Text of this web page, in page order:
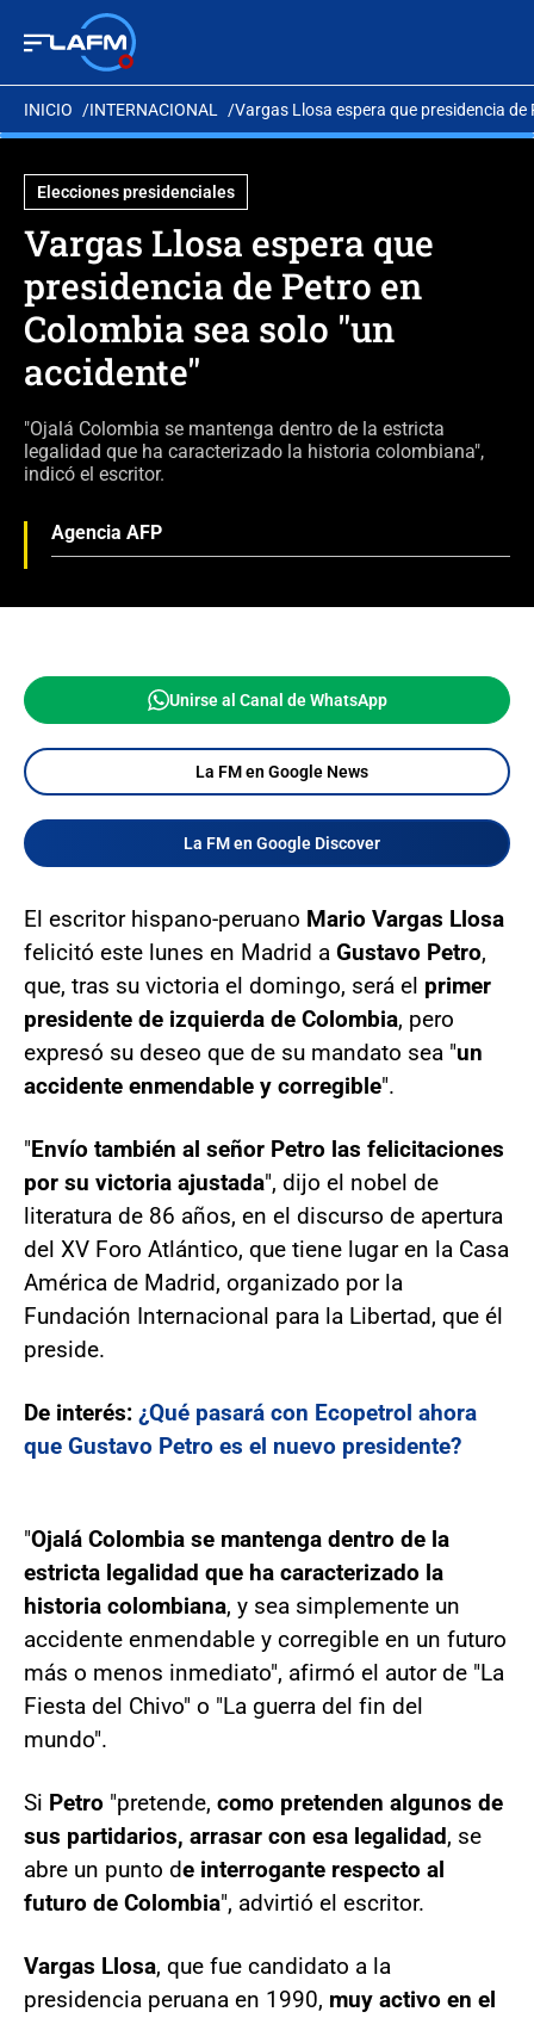
INICIO INTERNACIONAL Vargas Llosa espera que presidencia
Elecciones presidenciales
Vargas Llosa espera que
presidencia de Petro en
Colombia sea solo "un
accidente"
"Ojalá Colombia se mantenga dentro de la estricta
legalidad que ha caracterizado la historia colombiana",
indicó el escritor.
Agencia AFP
Unirse al Canal de WhatsApp
La FM en Google News
La FM en Google Discover
El escritor hispano-peruano Mario Vargas Llosa
felicitó este lunes en Madrid a Gustavo Petro,
que, tras su victoria el domingo, será el primer
presidente de izquierda de Colombia, pero
expresó su deseo que de su mandato sea "un
accidente enmendable y corregible".
"Envío también al señor Petro las felicitaciones
por su victoria ajustada", dijo el nobel de
literatura de 86 años, en el discurso de apertura
del XV Foro Atlántico, que tiene lugar en la Casa
América de Madrid, organizado por la
Fundación Internacional para la Libertad, que él
preside.
De interés: ¿Qué pasará con Ecopetrol ahora
que Gustavo Petro es el nuevo presidente?
"Ojalá Colombia se mantenga dentro de la
estricta legalidad que ha caracterizado la
historia colombiana, y sea simplemente un
accidente enmendable y corregible en un futuro
más o menos inmediato", afirmó el autor de "La
Fiesta del Chivo" o "La guerra del fin del
mundo".
Si Petro "pretende, como pretenden algunos de
sus partidarios, arrasar con esa legalidad, se
abre un punto de interrogante respecto al
futuro de Colombia", advirtió el escritor.
Vargas Llosa, que fue candidato a la
presidencia peruana en 1990, muy activo en el